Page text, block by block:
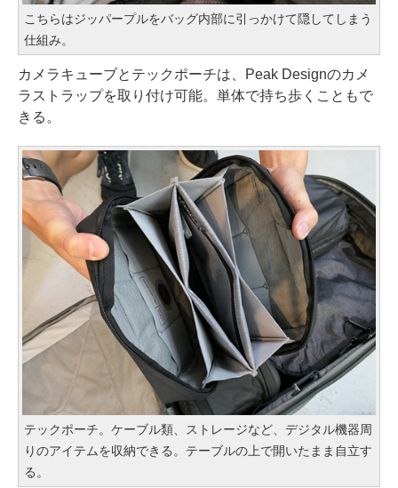
こちらはジッパープルをバッグ内部に引っかけて隠してしまう
仕組み。
カメラキューブとテックポーチは、Peak Designのカメ
ラストラップを取り付け可能。単体で持ち歩くこともで
きる。
テックポーチ。ケーブル類、ストレージなど、デジタル機器周
りのアイテムを収納できる。テーブルの上で開いたまま自立す
る。